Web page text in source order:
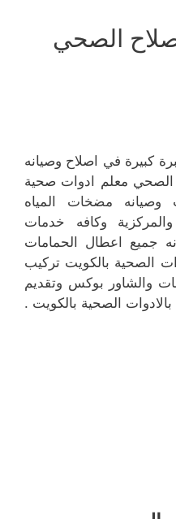
الصحي
كبيرة في اصلاح وصيانه
معلم ادوات صحية
وصيانه مضخات المياه
وكافه خدمات
جميع اعطال الحمامات
الصحية بالكويت تركيب
والشاور بوكس وتقديم
الصحية بالكويت .